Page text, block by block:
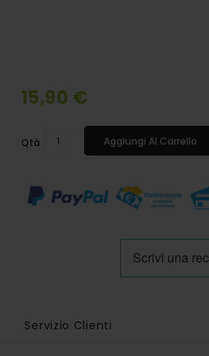
Servizio Clienti
15,90 €
Qtà Aggiungi Al Carrello